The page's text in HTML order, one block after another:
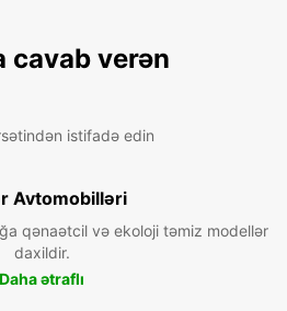
cavab verən
istifadə edin
Avtomobilləri
qənaətcil və ekoloji təmiz modellər
daxildir.
Daha ətraflı